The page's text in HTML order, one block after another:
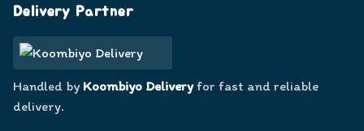
Delivery Partner
Handled by Koombiyo Deliveryfor fast and reliable
delivery.